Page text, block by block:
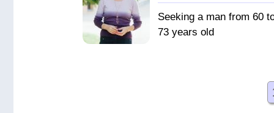
Seeking a man from 60
73 years old